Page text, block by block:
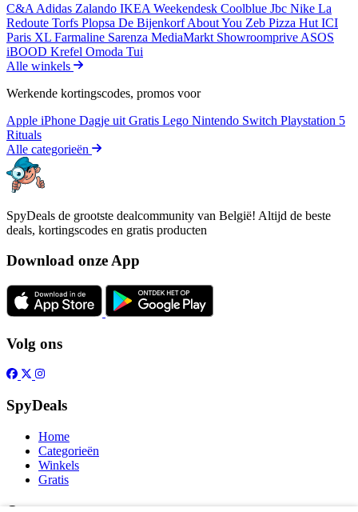
C&A Adidas Zalando IKEA Weekendesk Coolblue Jbc Nike La
Redoute Torfs Plopsa De BijenkorfAbout You Zeb Pizza Hut ICI
Paris XL Farmaline Sarenza MediaMarkt Showroomprive ASOS
iBOOD Krefel Omoda Tui
Alle winkels
Werkende kortingscodes, promos voor
Apple iPhone Dagje uit Gratis Lego Nintendo Switch Playstation 5
Rituals
Alle categorieën
SpyDeals de grootste dealcommunity van België! Altijd de beste
deals, kortingscodes en gratis producten
Download onze App
Volg ons
SpyDeals
Home
Categorieën
Winkels
Gratis